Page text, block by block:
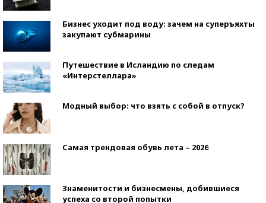
Бизнес уходит под воду: зачем на суперъяхты
закупают субмарины
Путешествие в Исландию по следам
«Интерстеллара»
Модный выбор: что взять с собой в отпуск?
Самая трендовая обувь лета – 2026
Знаменитости и бизнесмены, добившиеся
успеха со второй попытки